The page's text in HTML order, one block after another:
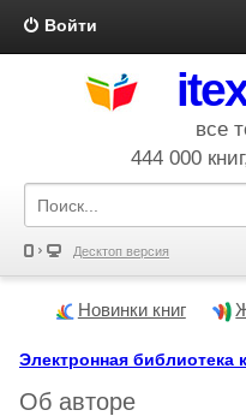
Войти
все
444 000
Десктоп версия
Новинки книг
Электронная библиотека
Об авторе